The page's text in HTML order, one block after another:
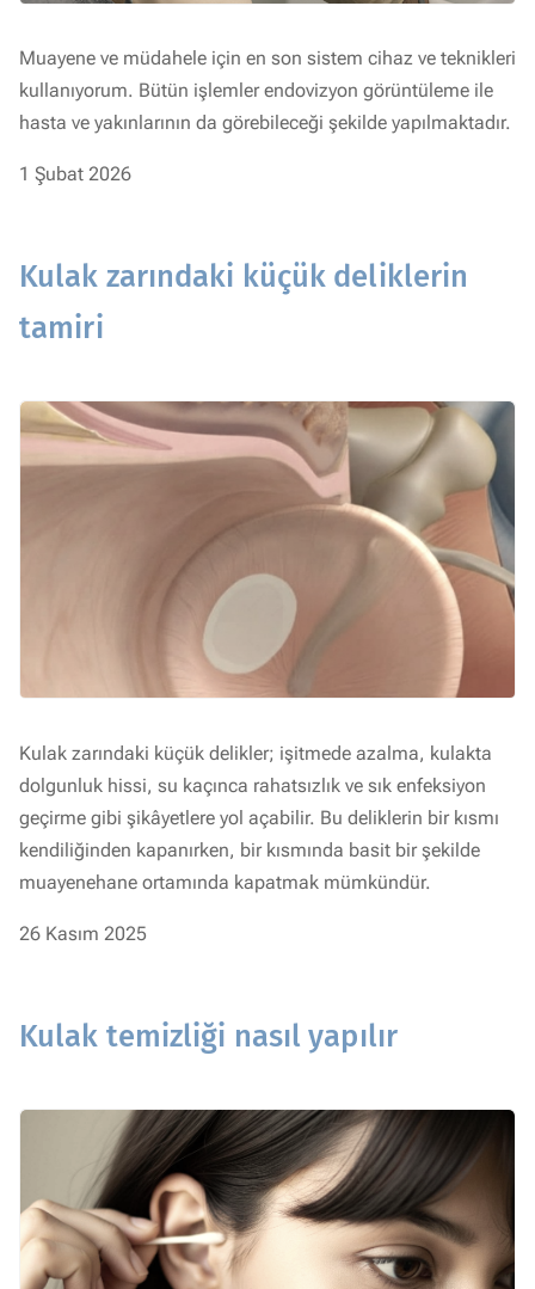
Muayene ve müdahele için en son sistem cihaz ve teknikleri
kullanıyorum. Bütün işlemler endovizyon görüntüleme ile
hasta ve yakınlarının da görebileceği şekilde yapılmaktadır.
1 Şubat 2026
Kulak zarındaki küçük deliklerin
tamiri
Kulak zarındaki küçük delikler; işitmede azalma, kulakta
dolgunluk hissi, su kaçınca rahatsızlık ve sık enfeksiyon
geçirme gibi şikâyetlere yol açabilir. Bu deliklerin bir kısmı
kendiliğinden kapanırken, bir kısmında basit bir şekilde
muayenehane ortamında kapatmak mümkündür.
26 Kasım 2025
Kulak temizliği nasıl yapılır